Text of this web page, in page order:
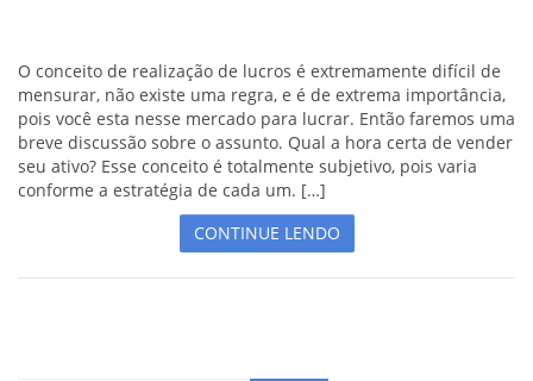
O conceito de realização de lucros é extremamente difícil de
mensurar, não existe uma regra, e é de extrema importância,
pois você esta nesse mercado para lucrar. Então faremos uma
breve discussão sobre o assunto. Qual a hora certa de vender
seu ativo? Esse conceito é totalmente subjetivo, pois varia
conforme a estratégia de cada um. […]
CONTINUE LENDO